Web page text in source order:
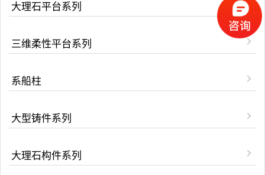
大理石平台系列
三维柔性平台系列
系船柱
大型铸件系列
大理石构件系列